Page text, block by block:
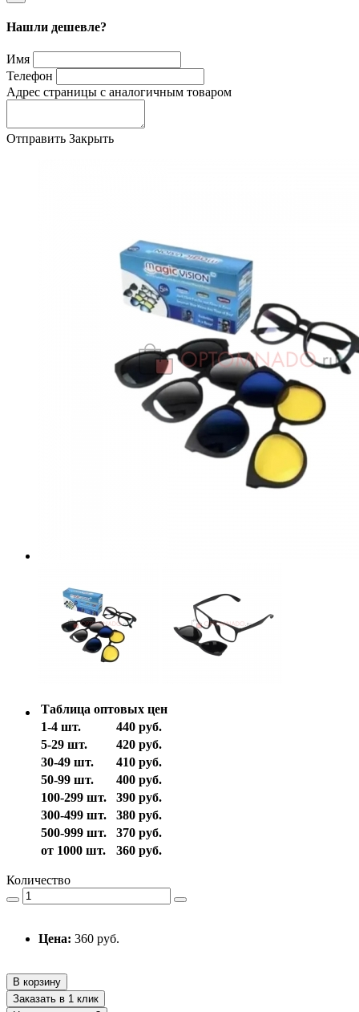
Нашли дешевле?
Имя
Телефон
Адрес страницы с аналогичным товаром
Отправить Закрыть
Таблица оптовых цен
1-4 шт.
440 руб.
5-29 шт.
420 руб.
30-49 шт.
410 руб.
50-99 шт.
400 руб.
100-299 шт.
390 руб.
300-499 шт.
380 руб.
500-999 шт.
370 руб.
от 1000 шт.
360 руб.
Количество
Цена: 360 руб.
В корзину
Заказать в 1 клик